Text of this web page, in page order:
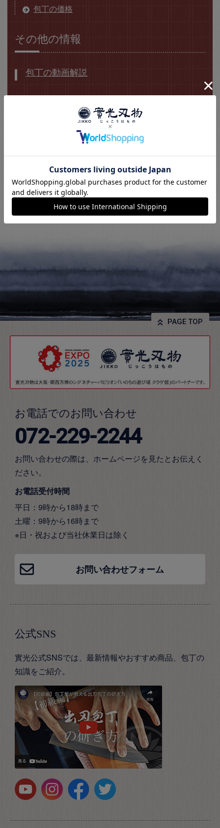
包丁の価格
その他の情報
包丁の動画解説
PAGE TOP
お電話でのお問い合わせ
072-229-2244
お問い合わせの際は、ホームページを見たとお伝えく
ださい。
お電話受付時間
平日：9時から18時まで
土曜：9時から16時まで
※日・祝および当社休業日は除く
お問い合わせフォーム
公式SNS
實光公式SNSでは、最新情報やおすすめ商品、包丁の
知識をご紹介。